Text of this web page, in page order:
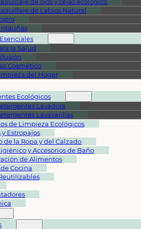
de Labios Natural
la Salud
Cosmético
del Hogar
Ecológicos
Lavadora
Lavavajillas
de Limpieza Ecológicos
y Estropajos
de la Ropa y del Calzado
y Accesorios de Baño
de Alimentos
Cocina